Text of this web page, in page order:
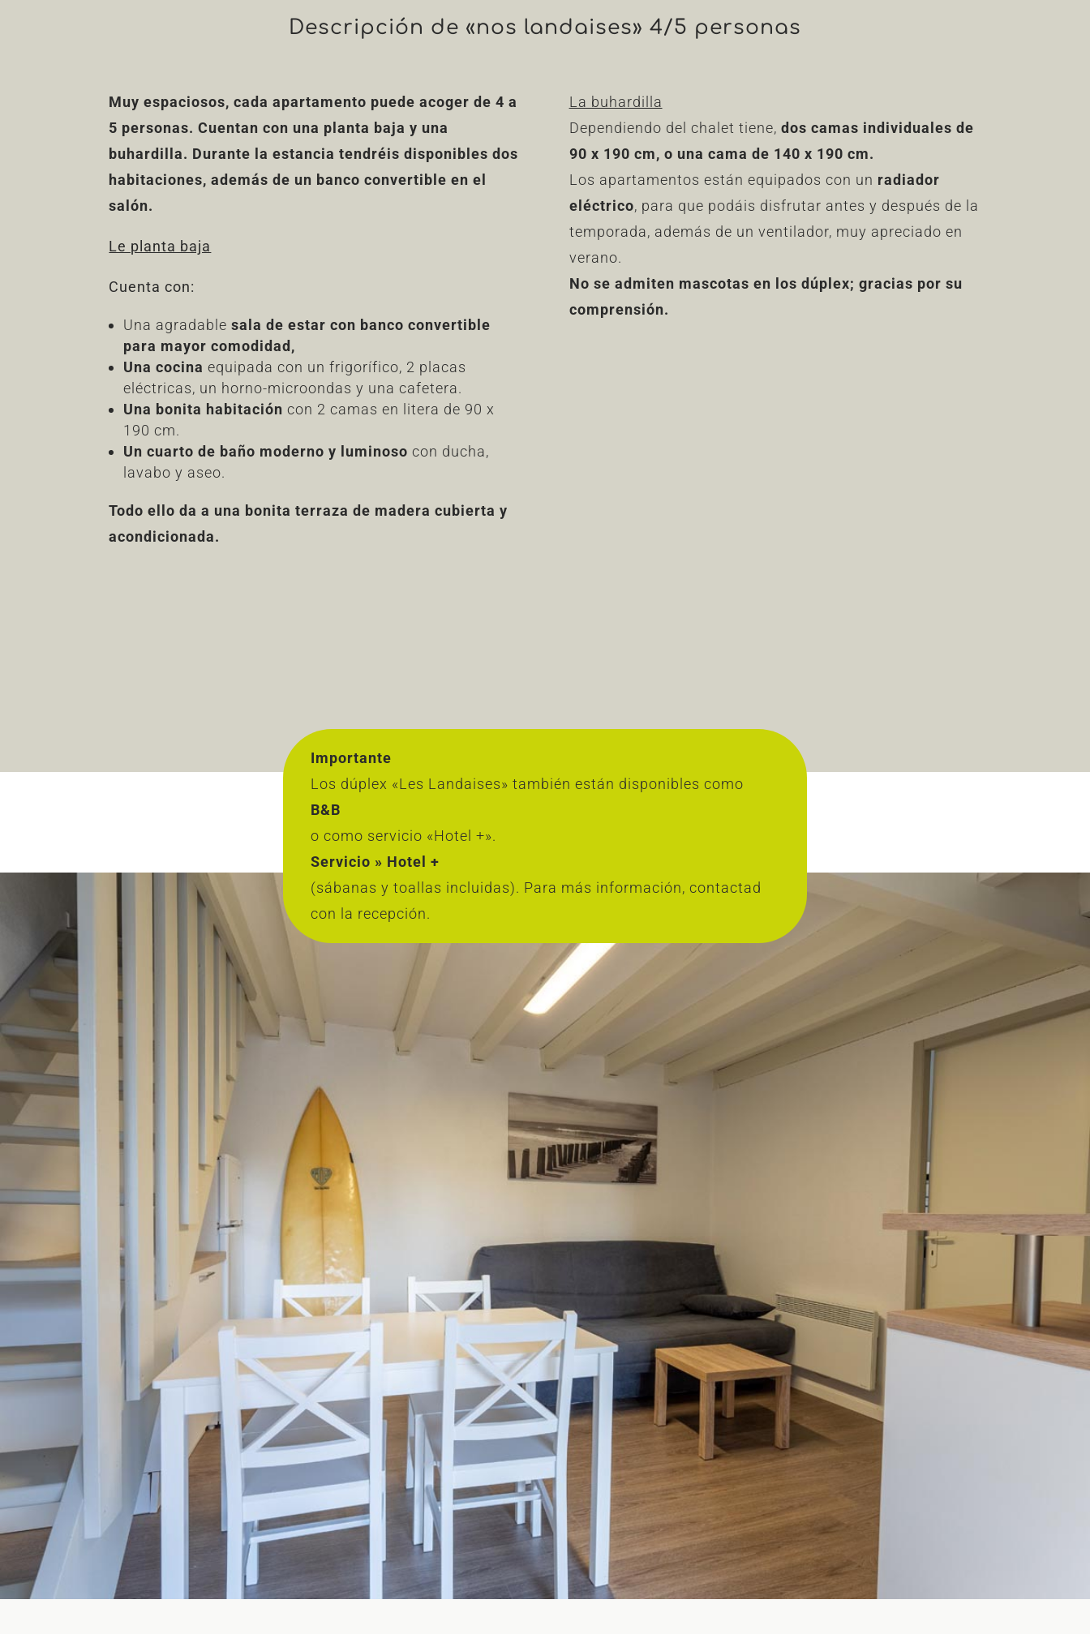
Descripción de «nos landaises» 4/5 personas
Muy espaciosos, cada apartamento puede acoger de 4 a
5 personas. Cuentan con una planta baja y una
buhardilla. Durante la estancia tendréis disponibles dos
habitaciones, además de un banco convertible en el
salón.
Le planta baja
Cuenta con:
Una agradablesala de estar con banco convertible
para mayor comodidad ,
Una cocina equipada con un frigorífico, 2 placas
eléctricas, un horno-microondas y una cafetera.
Una bonita habitación con 2 camas en litera de 90 x
190 cm.
Un cuarto de baño moderno y luminosocon ducha,
lavabo y aseo.
Todo ello da a una bonita terraza de madera cubierta y
acondicionada.
La buhardilla
Dependiendo del chalet tiene, dos camas individuales de
90 x 190 cm, o una cama de 140 x 190 cm.
Los apartamentos están equipados con un radiador
eléctrico, para que podáis disfrutar antes y después de la
temporada, además de un ventilador, muy apreciado en
verano.
No se admiten mascotas en los dúplex; gracias por su
comprensión.
Importante
Los dúplex «Les Landaises» también están disponibles como
B&B
o como servicio «Hotel +».
Servicio » Hotel +
(sábanas y toallas incluidas). Para más información, contactad
con la recepción.